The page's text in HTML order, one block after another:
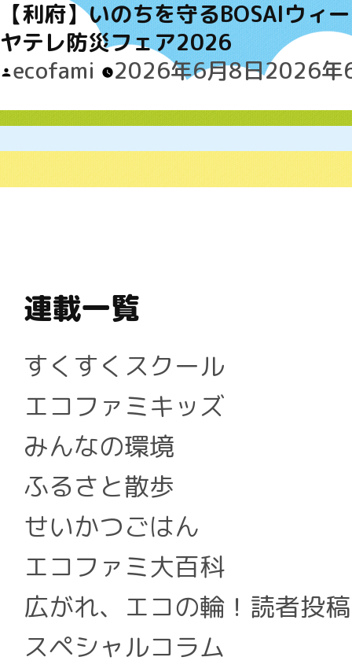
【利府】いのちを守るBOSAIウ
ヤテレ防災フェア2026
Posted
ecofami 2026年6月8日2026年
連載一覧
すくすくスクール
エコファミキッズ
みんなの環境
ふるさと散歩
せいかつごはん
エコファミ大百科
広がれ、エコの輪！読者投
スペシャルコラム